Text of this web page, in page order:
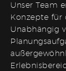
Unser Team
Konzepte für
Unabhängig